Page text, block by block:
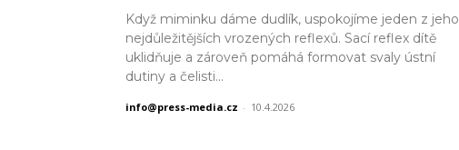
Když miminku dáme dudlík, uspokojíme jeden z jeho
nejdůležitějších vrozených reflexů. Sací reflex dítě
uklidňuje a zároveň pomáhá formovat svaly ústní
dutiny a čelisti...
info@press-media.cz - 10.4.2026